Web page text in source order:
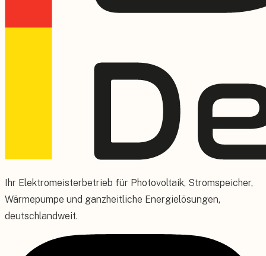
Ihr Elektromeisterbetrieb für Photovoltaik, Stromspeicher,
Wärmepumpe und ganzheitliche Energielösungen,
deutschlandweit.